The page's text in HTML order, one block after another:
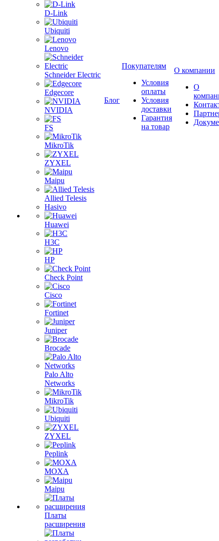
D-Link
Ubiquiti
Lenovo
Schneider Electric
Edgecore
NVIDIA
FS
MikroTik
ZYXEL
Maipu
Allied Telesis
Hasivo
Huawei
H3C
HP
Check Point
Cisco
Fortinet
Juniper
Brocade
Palo Alto
Networks
MikroTik
Ubiquiti
ZYXEL
Peplink
MOXA
Maipu
Платы
расширения
Блог
Покупателям
Условия
оплаты
Условия
доставки
Гарантия
на товар
О компании
О